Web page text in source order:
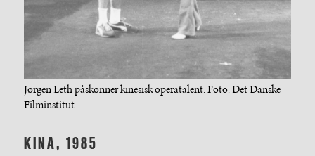
Jørgen Leth påskønner kinesisk operatalent. Foto: Det Danske
Filminstitut
KINA, 1985